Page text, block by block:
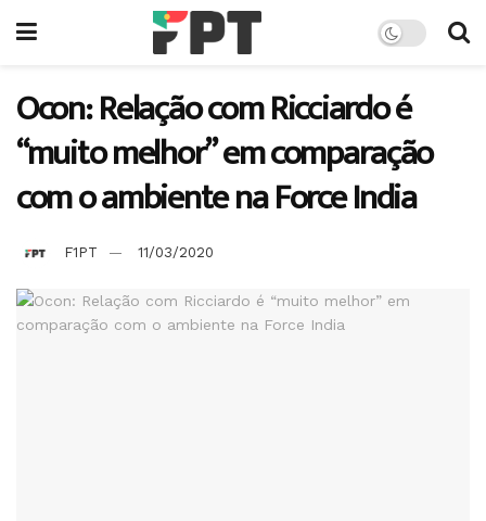
Ocon: Relação com Ricciardo é
“muito melhor” em comparação
com o ambiente na Force India
F1PT 11/03/2020